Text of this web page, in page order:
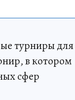
турниры для
в котором
сфер